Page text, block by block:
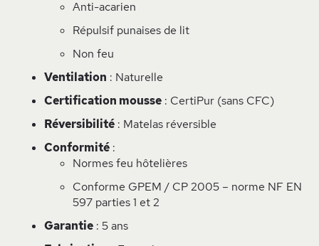
Anti-acarien
Répulsif punaises de lit
Non feu
Ventilation : Naturelle
Certification mousse : CertiPur (sans CFC)
Réversibilité : Matelas réversible
Conformité :
Normes feu hôtelières
Conforme GPEM / CP 2005 – norme NF EN
597 parties 1 et 2
Garantie : 5 ans